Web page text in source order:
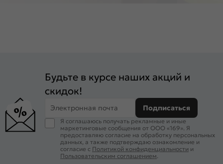
Будьте в курсе наших акций и
скидок!
Электронная почта Подписаться
Я соглашаюсь получать рекламные и иные
маркетинговые сообщения от ООО «169». Я
предоставляю согласие на обработку персональных
данных, а также подтверждаю ознакомление и
согласие с Политикой конфиденциальности и
Пользовательским соглашением